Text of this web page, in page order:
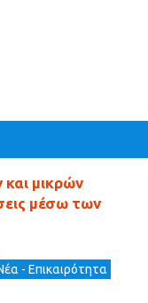
και μικρών
μέσω των
- Επικαιρότητα